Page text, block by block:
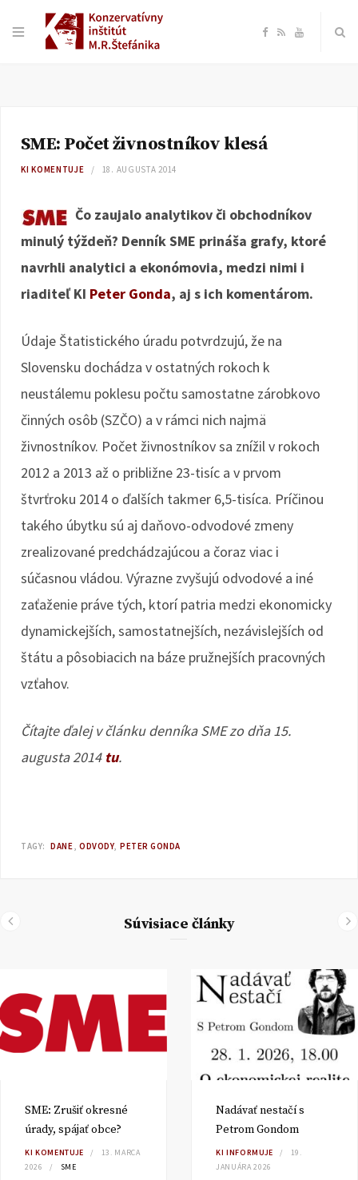
F
e
o
R Y
e
SME: Počet živnostníkov klesá
KI KOMENTUJE 18. AUGUSTA 2014
Čo zaujalo analytikov či obchodníkov
minulý týždeň? Denník SME prináša grafy, ktoré
navrhli analytici a ekonómovia, medzi nimi i
riaditeľ KI Peter Gonda, aj s ich komentárom.
Údaje Štatistického úradu potvrdzujú, že na
Slovensku dochádza v ostatných rokoch k
neustálemu poklesu počtu samostatne zárobkovo
činných osôb (SZČO) a v rámci nich najmä
živnostníkov. Počet živnostníkov sa znížil v rokoch
2012 a 2013 až o približne 23-tisíc a v prvom
štvrťroku 2014 o ďalších takmer 6,5-tisíca. Príčinou
takého úbytku sú aj daňovo-odvodové zmeny
zrealizované predchádzajúcou a čoraz viac i
súčasnou vládou. Výrazne zvyšujú odvodové a iné
zaťaženie práve tých, ktorí patria medzi ekonomicky
dynamickejších, samostatnejších, nezávislejších od
štátu a pôsobiacich na báze pružnejších pracovných
vzťahov.
Čítajte ďalej v článku denníka SME zo dňa 15.
augusta 2014 tu.
TAGY: DANE ODVODY PETER GONDA
Súvisiace články
SME: Zrušiť okresné
úrady, spájať obce?
KI KOMENTUJE
13. MARCA
2026
SME
Nadávať nestačí s
Petrom Gondom
KI INFORMUJE
19.
JANUÁRA 2026